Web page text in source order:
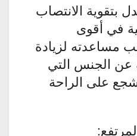
بتقوية الانتصاب
في أقوى
مساعدته لزيادة
عن الجنس التي
على الراحة